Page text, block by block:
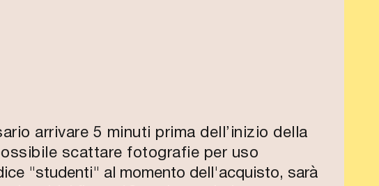
arrivare 5 minuti prima dell’inizio della
scattare fotografie per uso
"studenti" al momento dell'acquisto, sarà